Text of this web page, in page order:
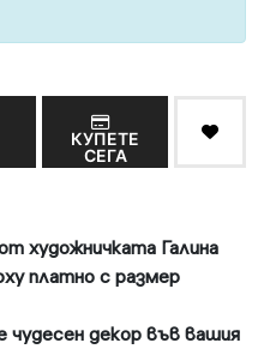
КУПЕТЕ
СЕГА
художничката Галина
платно с размер
чудесен декор във вашия